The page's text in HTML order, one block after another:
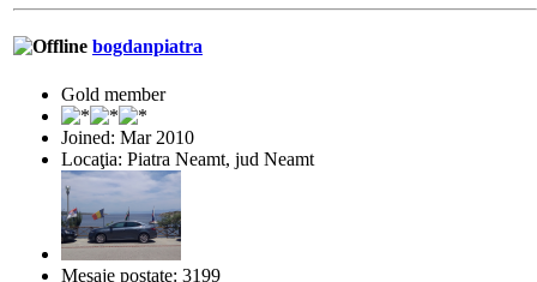
bogdanpiatra
Gold member
Joined: Mar 2010
Locaţia: Piatra Neamt, jud Neamt
Mesaje postate: 3199